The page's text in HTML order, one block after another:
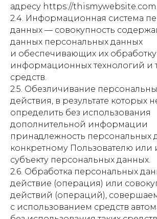
адресу https://thismywebsite.com.
2.4. Информационная система
данных — совокупность
данных персональных данных
и обеспечивающих их обработку
информационных технологий и
средств.
2.5. Обезличивание
действия, в результате которых
определить без использования
дополнительной информации
принадлежность персональных
конкретному Пользователю или
субъекту персональных данных.
2.6. Обработка персональных
действие (операция) или
действий (операций),
с использованием средств